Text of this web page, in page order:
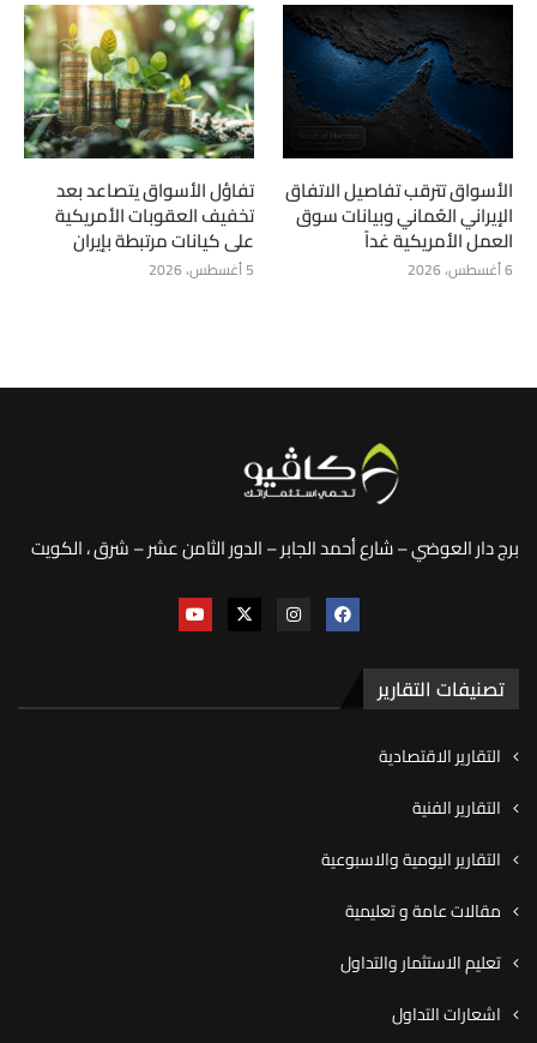
الأسواق تترقب تفاصيل الاتفاق
الإيراني العُماني وبيانات سوق
العمل الأمريكية غداً
6 أغسطس، 2026
تفاؤل الأسواق يتصاعد بعد
تخفيف العقوبات الأمريكية
على كيانات مرتبطة بإيران
5 أغسطس، 2026
برج دار العوضي – شارع أحمد الجابر – الدور الثامن عشر – شرق ، الكويت
تصنيفات التقارير
التقارير الاقتصادية
التقارير الفنية
التقارير اليومية والاسبوعية
مقالات عامة و تعليمية
تعليم الاستثمار والتداول
اشعارات التداول